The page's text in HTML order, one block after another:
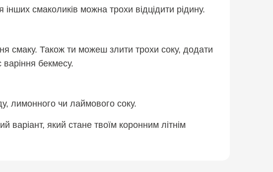
смаколиків можна трохи відцідити рідину.
смаку. Також ти можеш злити трохи соку, додати
бекмесу.
лимонного чи лаймового соку.
варіант, який стане твоїм коронним літнім